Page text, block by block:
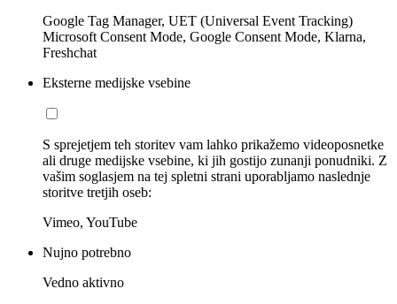
Google Tag Manager, UET (Universal Event Tracking)
Microsoft Consent Mode, Google Consent Mode, Klarna,
Freshchat
Eksterne medijske vsebine
S sprejetjem teh storitev vam lahko prikažemo videoposnetke
ali druge medijske vsebine, ki jih gostijo zunanji ponudniki. Z
vašim soglasjem na tej spletni strani uporabljamo naslednje
storitve tretjih oseb:
Vimeo, YouTube
Nujno potrebno
Vedno aktivno